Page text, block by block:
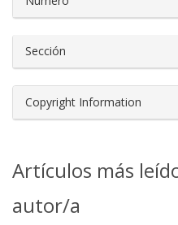
Sección
Copyright Information
Artículos más
autor/a